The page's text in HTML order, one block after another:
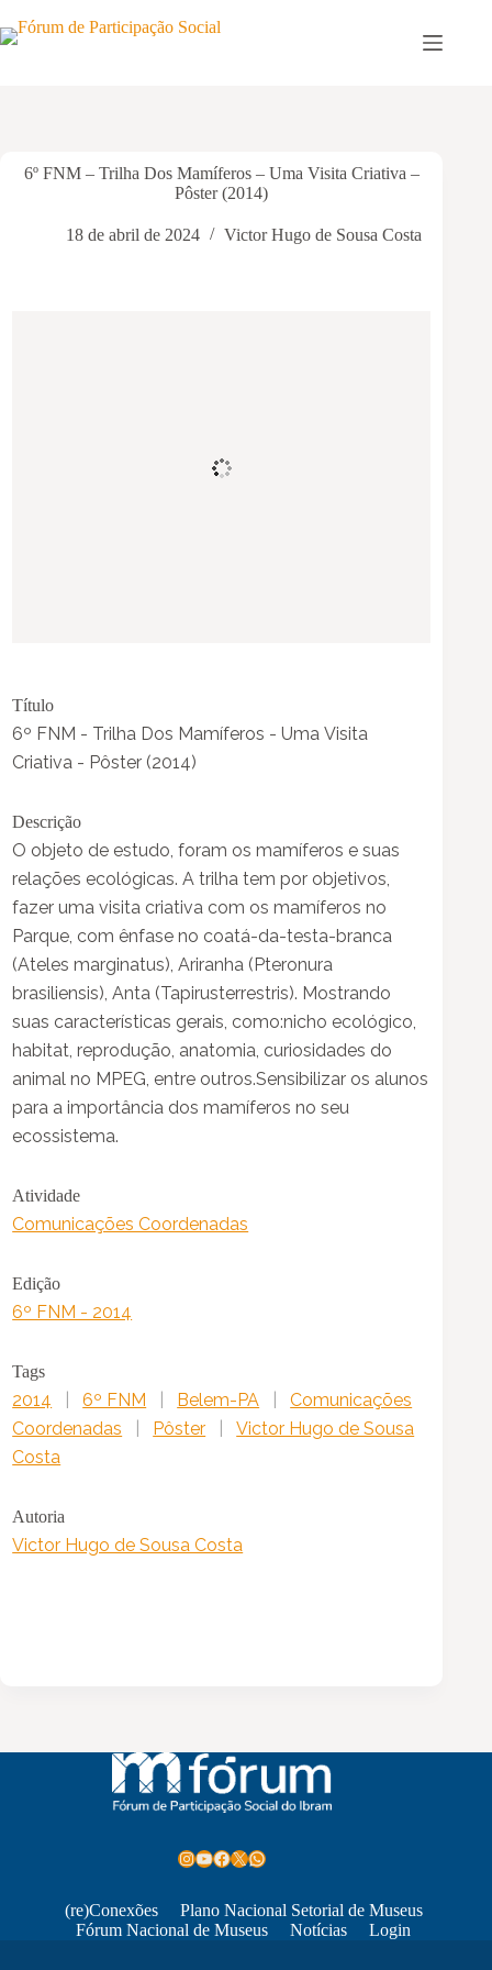
para
o
6º FNM – Trilha Dos Mamíferos – Uma Visita Criativa –
Pôster (2014)
18 de abril de 2024 Victor Hugo de Sousa Costa
Título
6º FNM - Trilha Dos Mamíferos - Uma Visita
Criativa - Pôster (2014)
Descrição
O objeto de estudo, foram os mamíferos e suas
relações ecológicas. A trilha tem por objetivos,
fazer uma visita criativa com os mamíferos no
Parque, com ênfase no coatá-da-testa-branca
(Ateles marginatus), Ariranha (Pteronura
brasiliensis), Anta (Tapirusterrestris). Mostrando
suas características gerais, como:nicho ecológico,
habitat, reprodução, anatomia, curiosidades do
animal no MPEG, entre outros.Sensibilizar os alunos
para a importância dos mamíferos no seu
ecossistema.
Atividade
Comunicações Coordenadas
Edição
6º FNM - 2014
Tags
2014 6º FNM Belem-PA
Comunicações
Coordenadas
Pôster
Victor Hugo de Sousa
Costa
Autoria
Victor Hugo de Sousa Costa
Instagram
Youtube
Facebook
X WhatsApp
(re)Conexões
Plano Nacional Setorial de Museus
Fórum Nacional de Museus
Notícias Login